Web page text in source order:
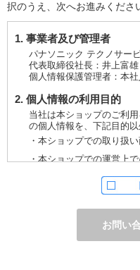
択のうえ、次へお進みくださ
1. 事業者及び管理者
パナソニック テクノサー
代表取締役社長：井上富雄
個人情報保護管理者：本
2. 個人情報の利用目的
当社は本ショップのご利
の個人情報を、下記目的
・本ショップでの取り扱
・本ショップでの運営上
ただし、お申し込みフォ
・電子メール、ダイレク
（1）ご提供情報の分野
・住宅関連設備・建材、